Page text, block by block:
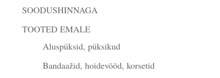
SOODUSHINNAGA
TOOTED EMALE
Aluspüksid, püksikud
Bandaažid, hoidevööd, korsetid